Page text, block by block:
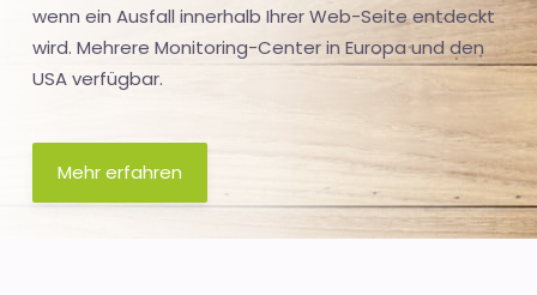
wenn ein Ausfall innerhalb Ihrer Web-Seite entdeckt
wird. Mehrere Monitoring-Center in Europa und den
USA verfügbar.
Mehr erfahren